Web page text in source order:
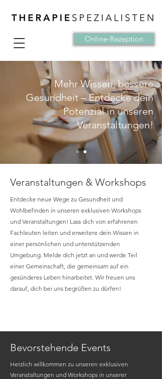
Online-Rezeption
Mehr Wissen, bessere
Gesundheit – Entdecke dein
Potenzial in unseren
Veranstaltungen!
Veranstaltungen & Workshops
Entdecke neue Wege zu Gesundheit und
Wohlbefinden in unseren exklusiven Workshops
und Veranstaltungen! Lass dich von erfahrenen
Fachleuten leiten und erweitere dein Wissen in
einer persönlichen und unterstützenden
Umgebung. Melde dich jetzt an und werde Teil
einer Gemeinschaft, die gemeinsam auf ein
gesünderes Leben hinarbeitet. Wir freuen uns
darauf, dich bei uns begrüßen zu dürfen!
Bevorstehende Events
Herzlich willkommen zu unseren exklusiven
Veranstaltungen und Workshops in unserer